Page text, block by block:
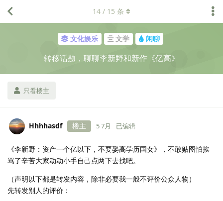
文化娱乐 文学 闲聊
转移话题，聊聊李新野和新作《亿高》
只看楼主
14 / 15 条
Hhhhasdf 楼主 5 7月 已编辑
《李新野：资产一个亿以下，不要娶高学历国女》，不敢贴图怕挨
骂了辛苦大家动动小手自己点两下去找吧。
（声明以下都是转发内容，除非必要我一般不评价公众人物）
先转发别人的评价：